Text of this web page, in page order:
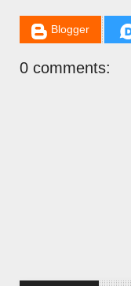
Blogger
0 comments: